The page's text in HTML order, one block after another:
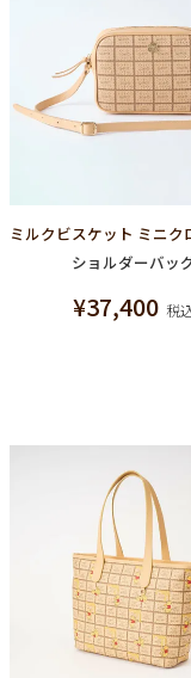
ショルダーバッ
¥37,400 税